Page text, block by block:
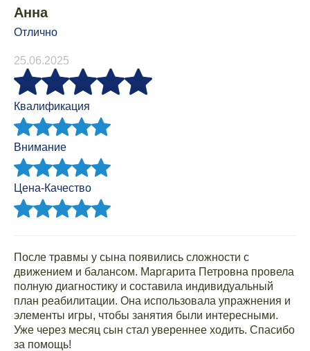
Анна
Отлично
25.06.2025
Квалификация
Внимание
Цена-Качество
После травмы у сына появились сложности с
движением и балансом. Маргарита Петровна провела
полную диагностику и составила индивидуальный
план реабилитации. Она использовала упражнения и
элементы игры, чтобы занятия были интересными.
Уже через месяц сын стал увереннее ходить. Спасибо
за помощь!